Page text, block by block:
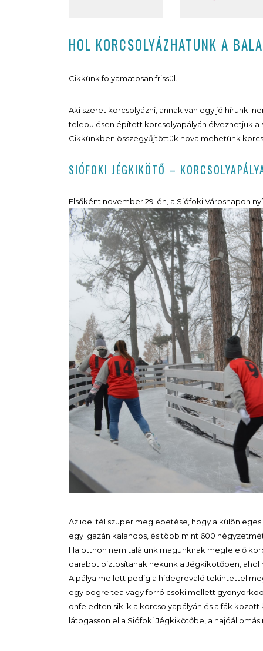
HOL KORCSOLYÁZHATUNK A
Cikkünk folyamatosan frissül…
Aki szeret korcsolyázni, annak van egy jó hírünk:
településen épített korcsolyapályán élvezhetjük a
Cikkünkben összegyűjtöttük hova mehetünk
SIÓFOKI JÉGKIKÖTŐ –
Elsőként november 29-én, a Siófoki Városnapon
Az idei tél szuper meglepetése, hogy a
egy igazán kalandos, és több mint 600
Ha otthon nem találunk magunknak megfelelő
darabot biztosítanak nekünk a Jégkikötőben,
A pálya mellett pedig a hidegrevaló tekintettel
egy bögre tea vagy forró csoki mellett
önfeledten siklik a korcsolyapályán és a fák
látogasson el a Siófoki Jégkikötőbe, a hajóállomás